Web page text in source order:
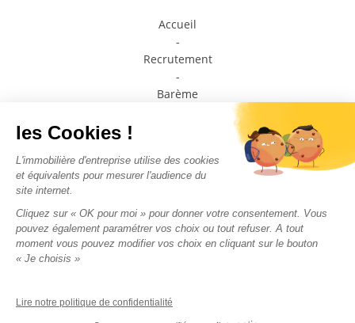
Accueil
-
Recrutement
-
Barème
Prendre contact avec un conseiller
Médiateur de la consommation
-
-
Mentions légales
-
Nous suivre sur les
réseaux sociaux